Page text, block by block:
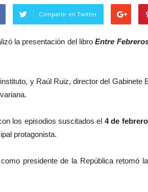
Compartir en Twitter
la presentación del libroEntre
y Raúl Ruiz, director del Gabinete
los episodios suscitados el 4 de
protagonista.
presidente de la República retomó